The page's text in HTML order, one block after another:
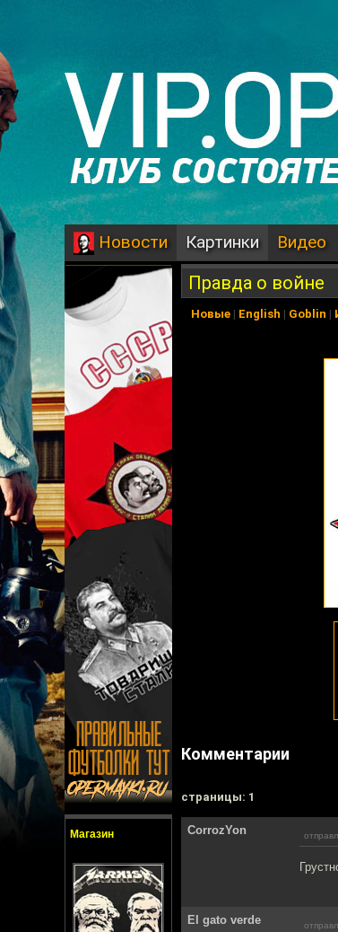
Новости Картинки Видео
Магазин
Правда о войне
Новые| English | Goblin |
Комментарии
cтраницы: 1
CorrozYon
El gato verde